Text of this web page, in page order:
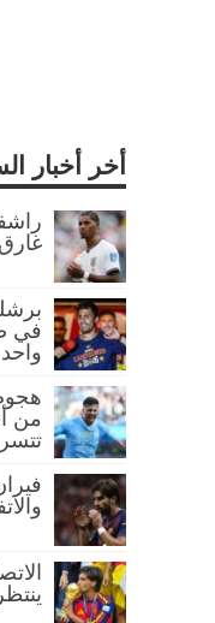
أخر أخبار
في
واحد
من